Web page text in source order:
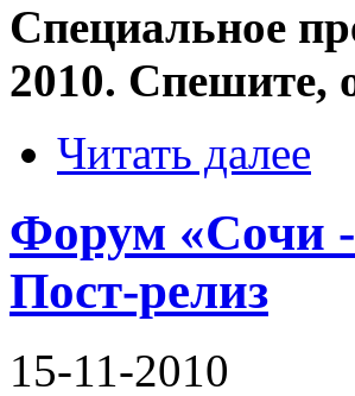
Специальное
2010. Спешите,
Читать далее
Форум «Сочи
Пост-релиз
15-11-2010